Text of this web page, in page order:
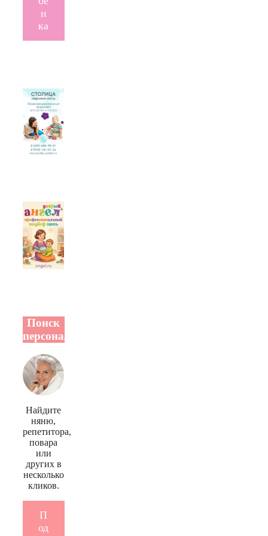
н
ка
Поиск
персонала
Найдите
няню,
репетитора,
повара
или
других в
несколько
кликов.
П
од